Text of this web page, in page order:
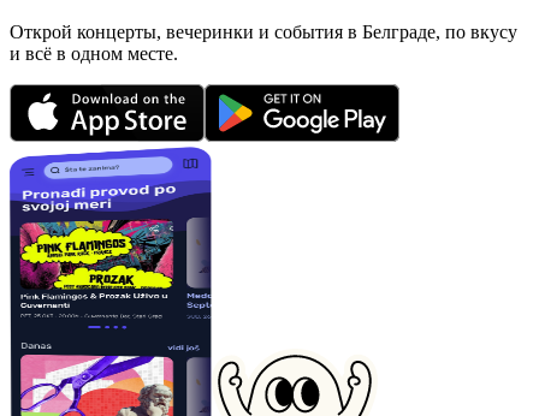
Открой концерты, вечеринки и события в Белграде, по вкусу
и всё в одном месте.